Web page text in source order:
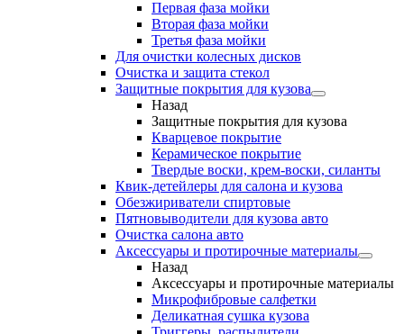
Первая фаза мойки
Вторая фаза мойки
Третья фаза мойки
Для очистки колесных дисков
Очистка и защита стекол
Защитные покрытия для кузова
Назад
Защитные покрытия для кузова
Кварцевое покрытие
Керамическое покрытие
Твердые воски, крем-воски, силанты
Квик-детейлеры для салона и кузова
Обезжириватели спиртовые
Пятновыводители для кузова авто
Очистка салона авто
Аксессуары и протирочные материалы
Назад
Аксессуары и протирочные материалы
Микрофибровые салфетки
Деликатная сушка кузова